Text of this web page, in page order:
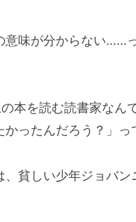
意味が分からない……
本を読む読書家なん
かったんだろう？」
、貧しい少年ジョバ